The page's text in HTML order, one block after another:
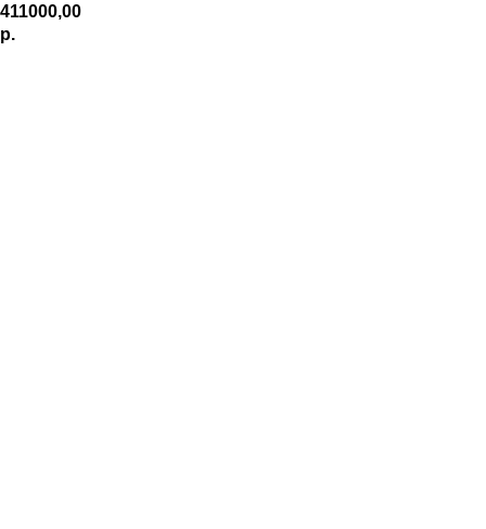
411000,00
р.